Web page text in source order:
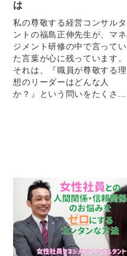
は
私の尊敬する経営コンサルタ
ントの福島正伸先生が、マネ
ジメント研修の中で言ってい
た言葉が心に残っています。
それは、『職員が尊敬する理
想のリーダーはどんな人
か？』という問いをたくさ...